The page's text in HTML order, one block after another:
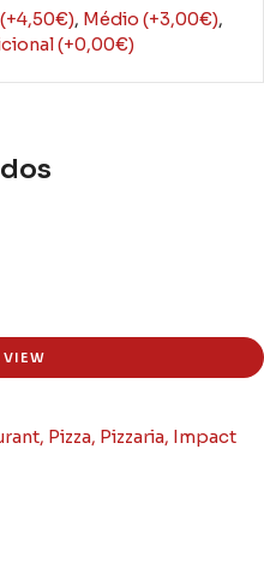
, Médio (+3,00€),
(+0,00€)